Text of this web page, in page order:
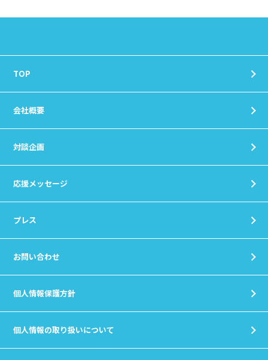
TOP
会社概要
対談企画
応援メッセージ
プレス
お問い合わせ
個人情報保護方針
個人情報の取り扱いについて